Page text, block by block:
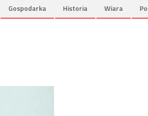
Gospodarka Historia Wiara